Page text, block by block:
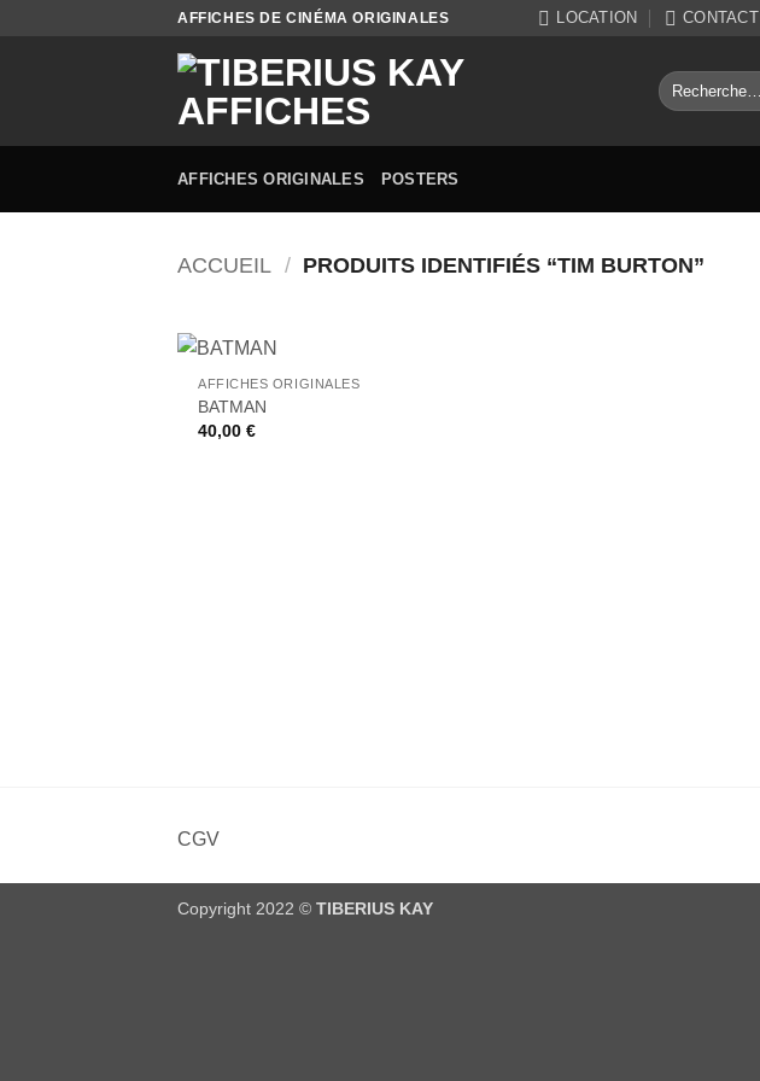
AFFICHES DE CINÉMA ORIGINALES LOCATION CONTACT
Recherche
pour :
AFFICHES ORIGINALES POSTERS
ACCUEIL / PRODUITS IDENTIFIÉS “TIM BURTON”
+
AFFICHES ORIGINALES
BATMAN
40,00€
CGV
Copyright 2022 © TIBERIUS KAY